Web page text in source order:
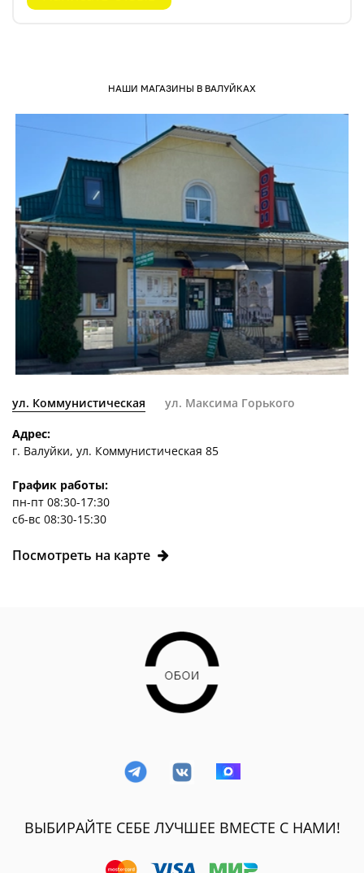
НАШИ МАГАЗИНЫ В ВАЛУЙКАХ
ул. Коммунистическая ул. Максима Горького
Адрес:
г. Валуйки, ул. Коммунистическая 85
График работы:
пн-пт 08:30-17:30
сб-вс 08:30-15:30
Посмотреть на карте
ВЫБИРАЙТЕ СЕБЕ ЛУЧШЕЕ ВМЕСТЕ С НАМИ!